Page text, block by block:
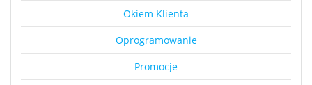
Okiem Klienta
Oprogramowanie
Promocje